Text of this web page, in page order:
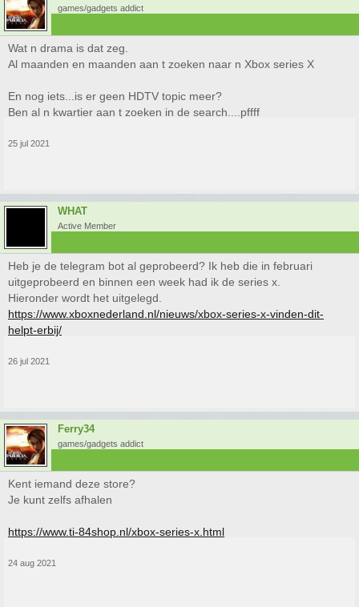
games/gadgets addict
Wat n drama is dat zeg.
Al maanden en maanden aan t zoeken naar n Xbox series X
En nog iets...is er geen HDTV topic meer?
Ben al n kwartier aan t zoeken in de search....pffff
25 jul 2021
WHAT
Active Member
Heb je de telegram bot al geprobeerd? Ik heb die in februari
uitgeprobeerd en binnen een week had ik de series x.
Hieronder wordt het uitgelegd.
https://www.xboxnederland.nl/nieuws/xbox-series-x-vinden-dit-
helpt-erbij/
26 jul 2021
Ferry34
games/gadgets addict
Kent iemand deze store?
Je kunt zelfs afhalen
https://www.ti-84shop.nl/xbox-series-x.html
24 aug 2021